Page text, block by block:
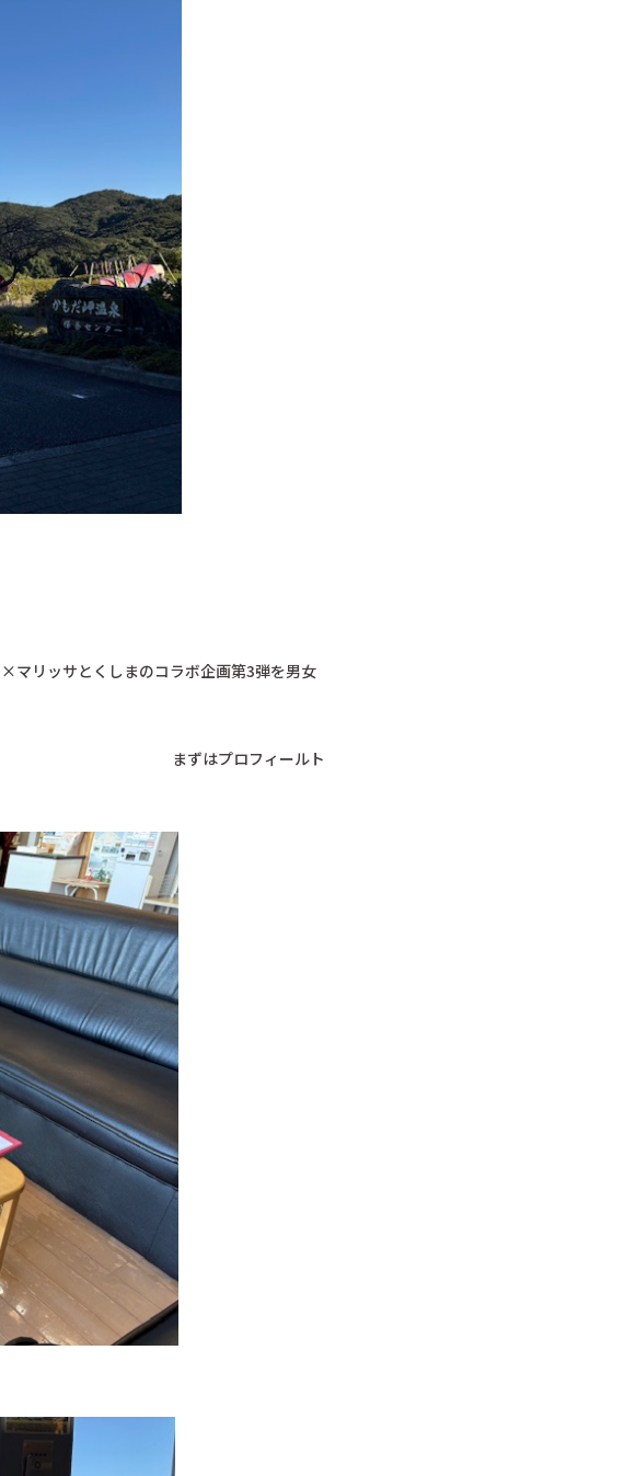
マリッサとくしまのコラボ企画第3弾を男女
プロフィールト